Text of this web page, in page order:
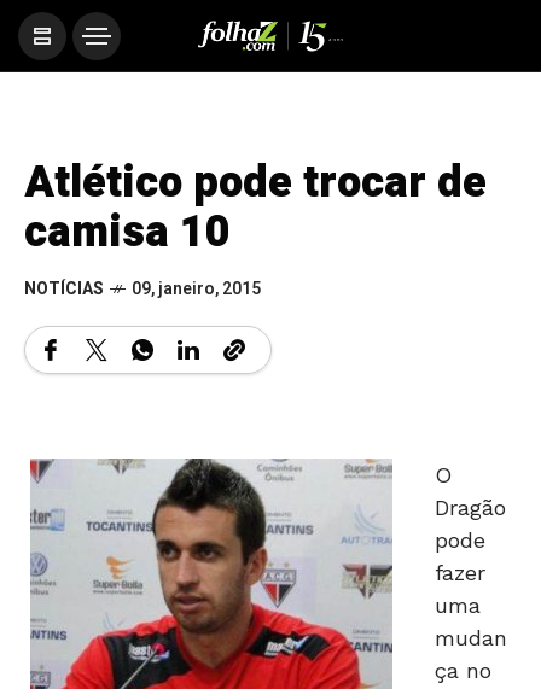
Atlético pode trocar de
camisa 10
NOTÍCIAS 09, janeiro, 2015
O
Dragão
pode
fazer
uma
mudan
ça no